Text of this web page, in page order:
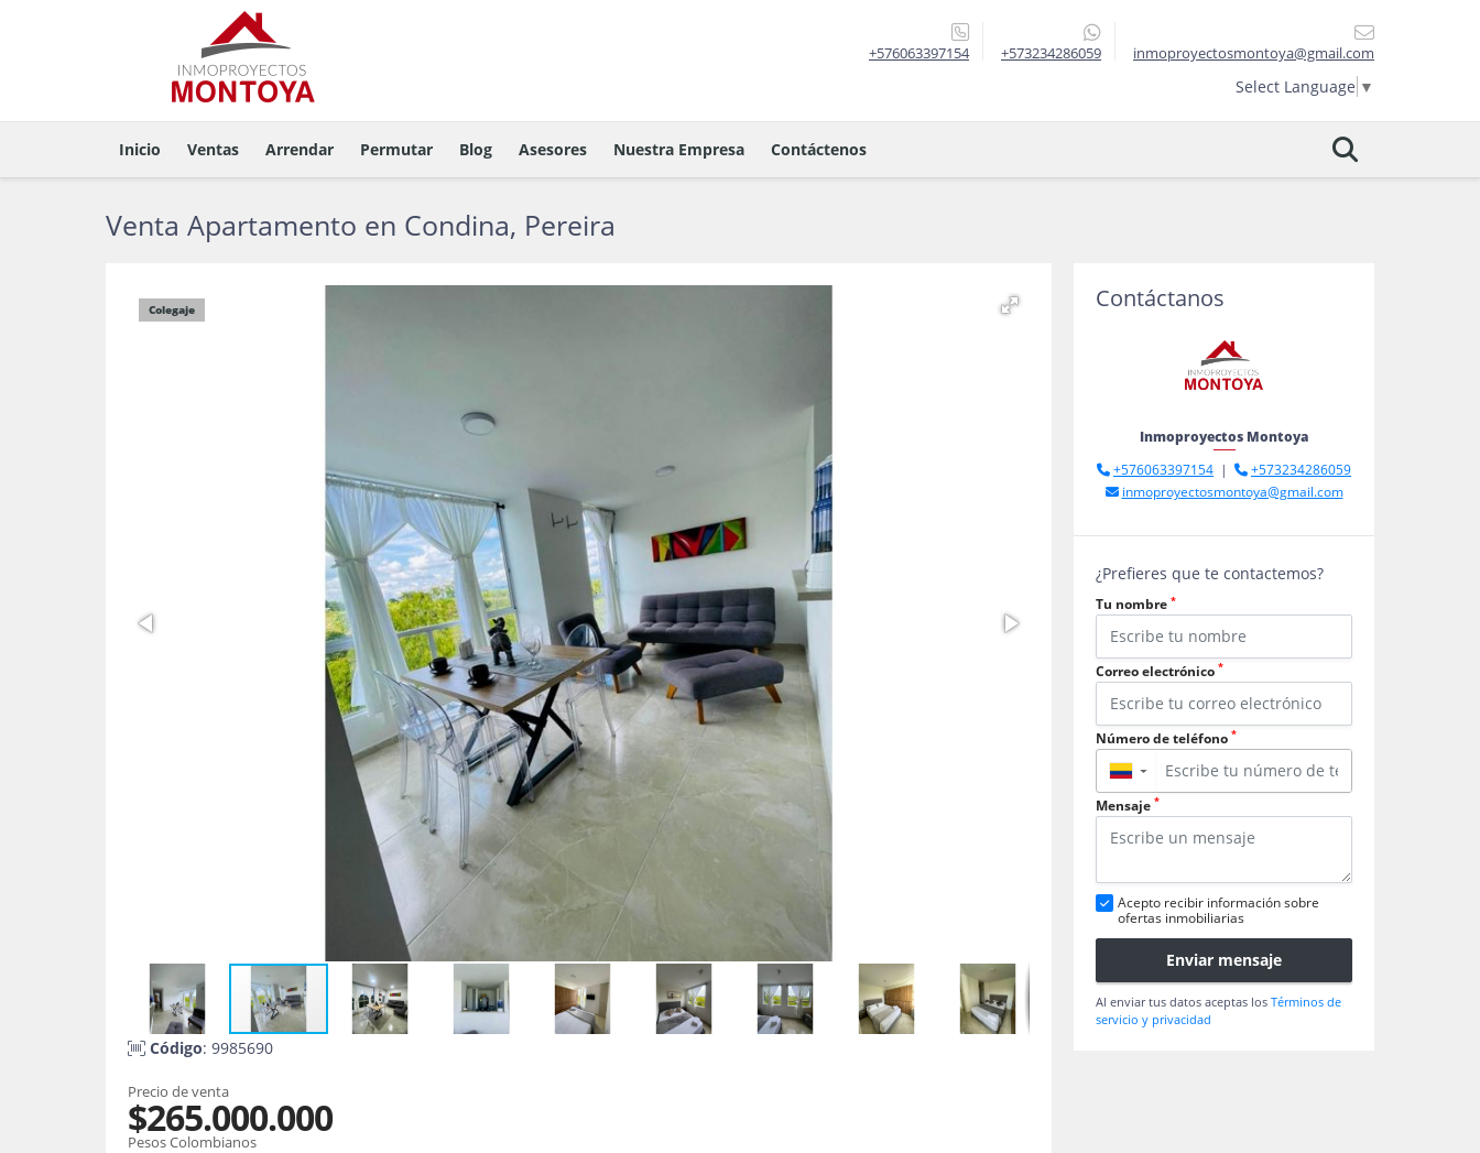
+576063397154 +573234286059 inmoproyectosmontoya@gmail.com
Select Language ▼
Inicio Ventas Arrendar Permutar Blog Asesores Nuestra Empresa Contáctenos
Venta Apartamento en Condina, Pereira
Colegaje
Código: 9985690
Precio de venta
$265.000.000
Pesos Colombianos
Contáctanos
Inmoproyectos Montoya
+576063397154 |
+573234286059
inmoproyectosmontoya@gmail.com
¿Prefieres que te contactemos?
Tu nombre *
Correo electrónico *
Número de teléfono *
▼
Mensaje *
Acepto recibir información sobre
ofertas inmobiliarias
Enviar mensaje
Al enviar tus datos aceptas los Términos de
servicio y privacidad